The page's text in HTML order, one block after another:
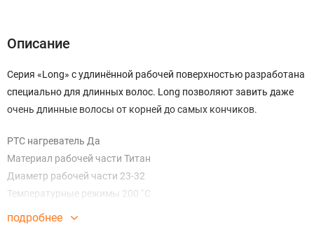
Описание
Серия «Long» с удлинённой рабочей поверхностью разработана
специально для длинных волос. Long позволяют завить даже
очень длинные волосы от корней до самых кончиков.
PTC нагреватель Да
Материал рабочей части Титан
Диаметр рабочей части 23-32
Температурные режимы 200 ˚С
LED индикатор Да
подробнее